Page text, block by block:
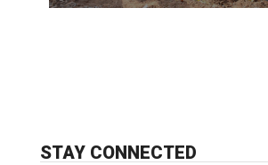
STAY CONNECTED